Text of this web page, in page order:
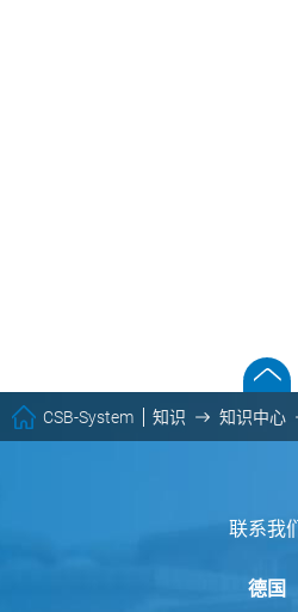
CSB-System 知识 知识中心
联系我们
德国